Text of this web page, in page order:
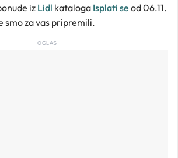
iz Lidl kataloga Isplati se od 06.11.
smo za vas pripremili.
OGLAS